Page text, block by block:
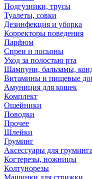
Подгузники, трусы
Туалеты, совки
Дезинфекция и уборка
Корректоры поведения
Парфюм
Спреи и лосьоны
Уход за полостью рта
Шампуни, бальзамы,
Витамины и пищевые
Амуниция для кошек
Комплект
Ошейники
Поводки
Прочее
Шлейки
Груминг
Аксессуары для груминга
Когтерезы, ножницы
Колтунорезы
Машинки для стрижки